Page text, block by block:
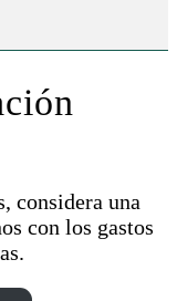
considera una
con los gastos